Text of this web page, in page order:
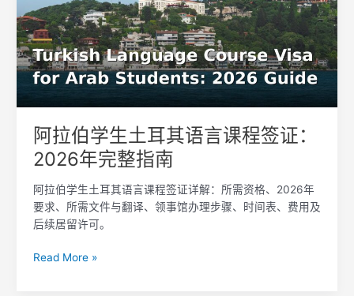
阿拉伯学生土耳其语言课程签证：
2026年完整指南
阿拉伯学生土耳其语言课程签证详解：所需资格、2026年
要求、所需文件与翻译、领事馆办理步骤、时间表、费用及
后续居留许可。
生
土
耳
其
语
程
签
2026
年
完
指
Read More »